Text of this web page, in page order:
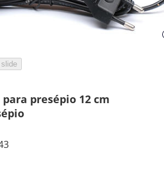
slide
presépio 12 cm